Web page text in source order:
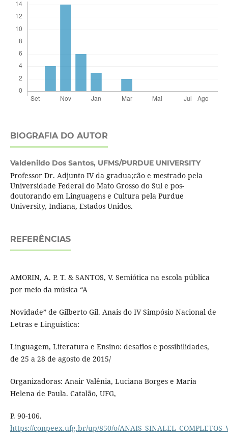
BIOGRAFIA DO AUTOR
Valdenildo Dos Santos, UFMS/PURDUE UNIVERSITY
Professor Dr. Adjunto IV da gradua;cão e mestrado pela
Universidade Federal do Mato Grosso do Sul e pos-
doutorando em Linguagens e Cultura pela Purdue
University, Indiana, Estados Unidos.
REFERÊNCIAS
AMORIN, A. P. T. & SANTOS, V. Semiótica na escola pública
por meio da música “A
Novidade” de Gilberto Gil. Anais do IV Simpósio Nacional de
Letras e Linguística:
Linguagem, Literatura e Ensino: desafios e possibilidades,
de 25 a 28 de agosto de 2015/
Organizadoras: Anair Valênia, Luciana Borges e Maria
Helena de Paula. Catalão, UFG,
P. 90-106.
https://conpeex.ufg.br/up/850/o/